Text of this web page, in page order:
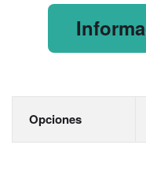
Opciones